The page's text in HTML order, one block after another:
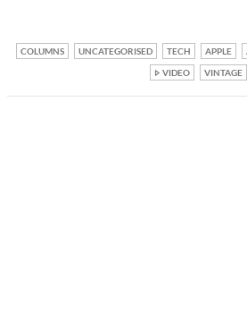
COLUMNS UNCATEGORISED TECH APPLE
VIDEO
VINTAGE